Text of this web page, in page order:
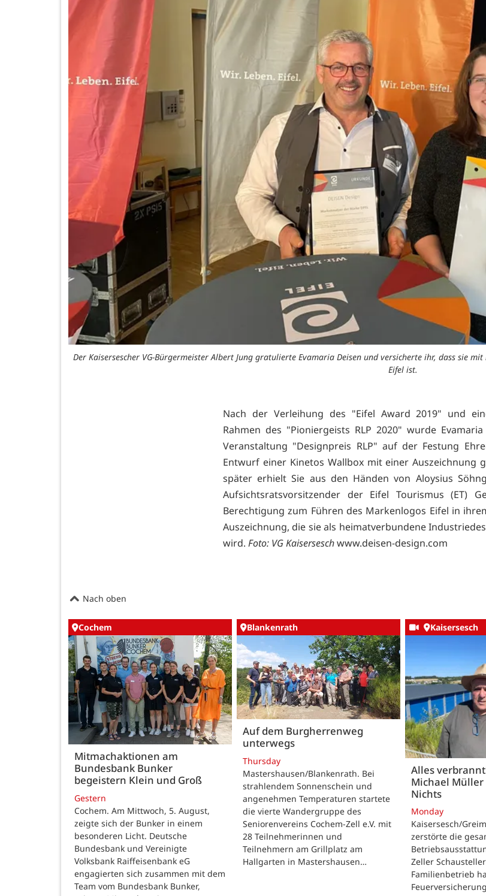
Der Kaisersescher VG-Bürgermeister Albert Jung gratulierte Evamaria Deisen und versicherte ihr, dass sie
Eifel ist.
Nach der Verleihung des "Eifel Award 2019" und
Rahmen des "Pioniergeists RLP 2020" wurde
Veranstaltung "Designpreis RLP" auf der Festung
Entwurf einer Kinetos Wallbox mit einer Auszeichnung
später erhielt Sie aus den Händen von Aloysius
Aufsichtsratsvorsitzender der Eifel Tourismus (ET)
Berechtigung zum Führen des Markenlogos Eifel in
Auszeichnung, die sie als heimatverbundene
wird. Foto: VG Kaiserseschwww.deisen-design.com
Nach oben
Cochem
Mitmachaktionen am
Bundesbank Bunker
begeistern Klein und Groß
Gestern
Cochem. Am Mittwoch, 5. August,
zeigte sich der Bunker in einem
besonderen Licht. Deutsche
Bundesbank und Vereinigte
Volksbank Raiffeisenbank eG
engagierten sich zusammen mit dem
Team vom Bundesbank Bunker,
Blankenrath
Auf dem Burgherrenweg
unterwegs
Thursday
Mastershausen/Blankenrath. Bei
strahlendem Sonnenschein und
angenehmen Temperaturen startete
die vierte Wandergruppe des
Seniorenvereins Cochem-Zell e.V. mit
28 Teilnehmerinnen und
Teilnehmern am Grillplatz am
Hallgarten in Mastershausen…
Kaisersesch
Alles
Michael
Nichts
Monday
Kaisersesch/
zerstörte die
Zeller
Familienbetrieb